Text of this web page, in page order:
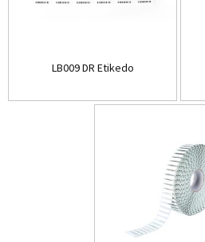
LB009 DR Etikedo